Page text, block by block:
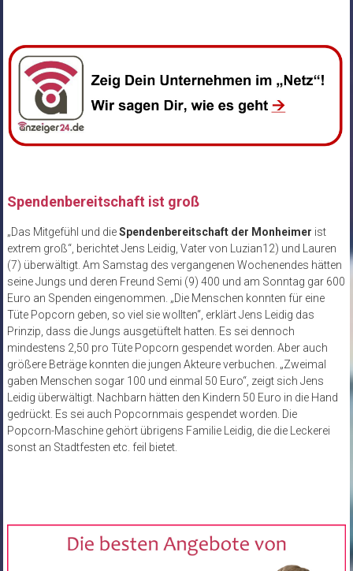
Spendenbereitschaft ist groß
„Das Mitgefühl und dieSpendenbereitschaft der Monheimer ist
extrem groß“, berichtet Jens Leidig, Vater von Luzian12) und Lauren
(7) überwältigt. Am Samstag des vergangenen Wochenendes hätten
seine Jungs und deren Freund Semi (9) 400 und am Sonntag gar 600
Euro an Spenden eingenommen. „Die Menschen konnten für eine
Tüte Popcorn geben, so viel sie wollten“, erklärt Jens Leidig das
Prinzip, dass die Jungs ausgetüftelt hatten. Es sei dennoch
mindestens 2,50 pro Tüte Popcorn gespendet worden. Aber auch
größere Beträge konnten die jungen Akteure verbuchen. „Zweimal
gaben Menschen sogar 100 und einmal 50 Euro“, zeigt sich Jens
Leidig überwältigt. Nachbarn hätten den Kindern 50 Euro in die Hand
gedrückt. Es sei auch Popcornmais gespendet worden. Die
Popcorn-Maschine gehört übrigens Familie Leidig, die die Leckerei
sonst an Stadtfesten etc. feil bietet.